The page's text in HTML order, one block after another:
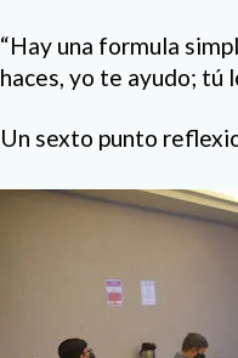
“Hay una formula
haces, yo te ayudo; tú
Un sexto punto